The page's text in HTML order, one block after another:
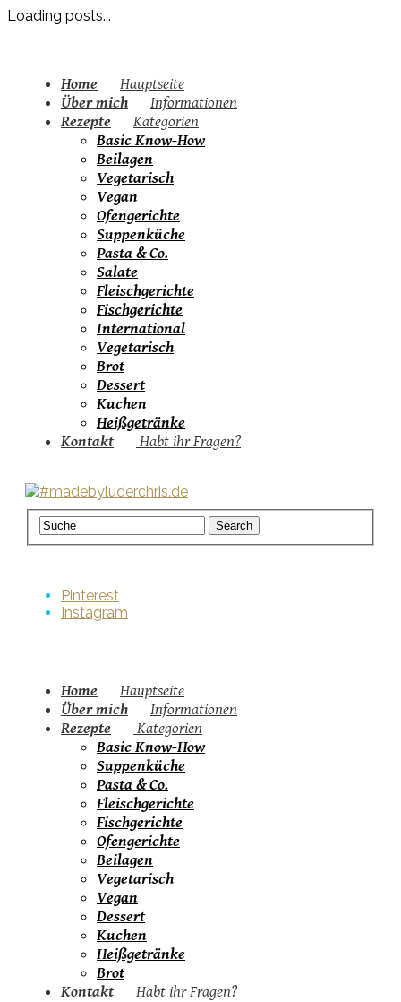
Loading posts...
Home
Hauptseite
Über mich
Informationen
Rezepte
Kategorien
Basic Know-How
Beilagen
Vegetarisch
Vegan
Ofengerichte
Suppenküche
Pasta & Co.
Salate
Fleischgerichte
Fischgerichte
International
Vegetarisch
Brot
Dessert
Kuchen
Heißgetränke
Kontakt
Habt ihr Fragen?
Pinterest
Instagram
Home
Hauptseite
Über mich
Informationen
Rezepte
Kategorien
Basic Know-How
Suppenküche
Pasta & Co.
Fleischgerichte
Fischgerichte
Ofengerichte
Beilagen
Vegetarisch
Vegan
Dessert
Kuchen
Heißgetränke
Brot
Kontakt
Habt ihr Fragen?